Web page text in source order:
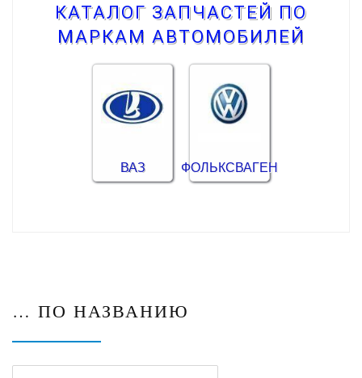
КАТАЛОГ ЗАПЧАСТЕЙ ПО
МАРКАМ АВТОМОБИЛЕЙ
ВАЗ ФОЛЬКСВАГЕН
… ПО НАЗВАНИЮ